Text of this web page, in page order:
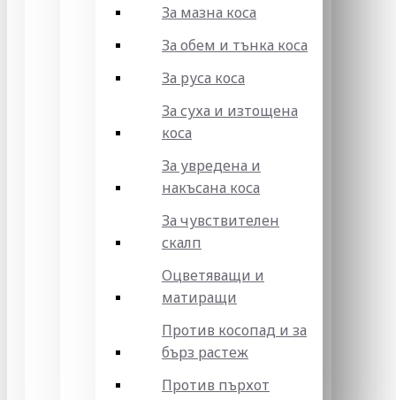
За мазна коса
За обем и тънка коса
За руса коса
За суха и изтощена
коса
За увредена и
накъсана коса
За чувствителен
скалп
Оцветяващи и
матиращи
Против косопад и за
бърз растеж
Против пърхот